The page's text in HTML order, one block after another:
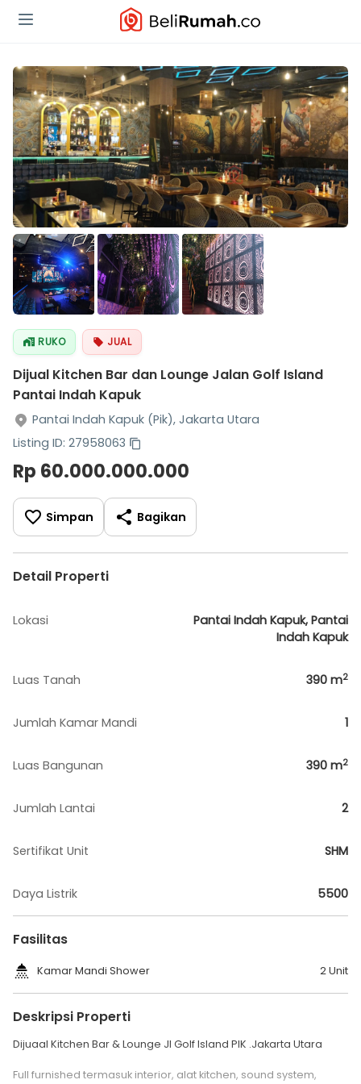
RUKO JUAL
Dijual Kitchen Bar dan Lounge Jalan Golf Island
Pantai Indah Kapuk
Pantai Indah Kapuk (Pik), Jakarta Utara
Listing ID: 27958063
Rp 60.000.000.000
Simpan Bagikan
Detail Properti
Lokasi
Pantai Indah Kapuk, Pantai
Indah Kapuk
Luas Tanah 390 m2
Jumlah Kamar Mandi 1
Luas Bangunan 390 m2
Jumlah Lantai 2
Sertifikat Unit SHM
Daya Listrik 5500
Fasilitas
Kamar Mandi Shower 2 Unit
Deskripsi Properti
Dijuaal Kitchen Bar & Lounge Jl Golf Island PIK .Jakarta Utara
Full furnished termasuk interior, alat kitchen, sound system,